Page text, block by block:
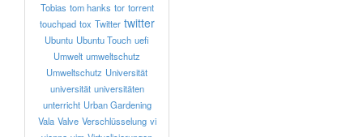
Tobias tom hanks tor torrent
touchpad tox Twitter twitter
Ubuntu Ubuntu Touch uefi
Umwelt umweltschutz
Umweltschutz Universität
universität universitäten
unterricht Urban Gardening
Vala Valve Verschlüsselung vi